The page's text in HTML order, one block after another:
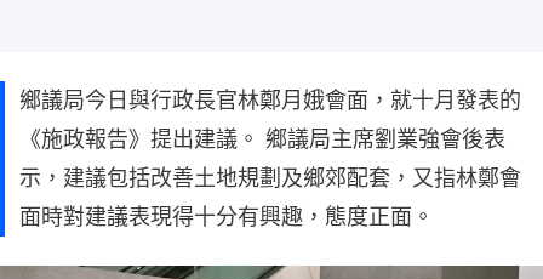
鄉議局今日與行政長官林鄭月娥會面，就十月發表的
《施政報告》提出建議。 鄉議局主席劉業強會後表
示，建議包括改善土地規劃及鄉郊配套，又指林鄭會
面時對建議表現得十分有興趣，態度正面。